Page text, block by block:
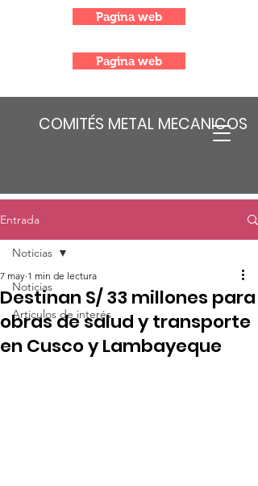
COMITÉS METAL MECANICOS
Pagina web
Pagina web
Entrada
Noticias
Articulos de interés
Noticias
Destinan S/ 33 millones para
obras de salud y transporte
en Cusco y Lambayeque
7 may 1 min de lectura